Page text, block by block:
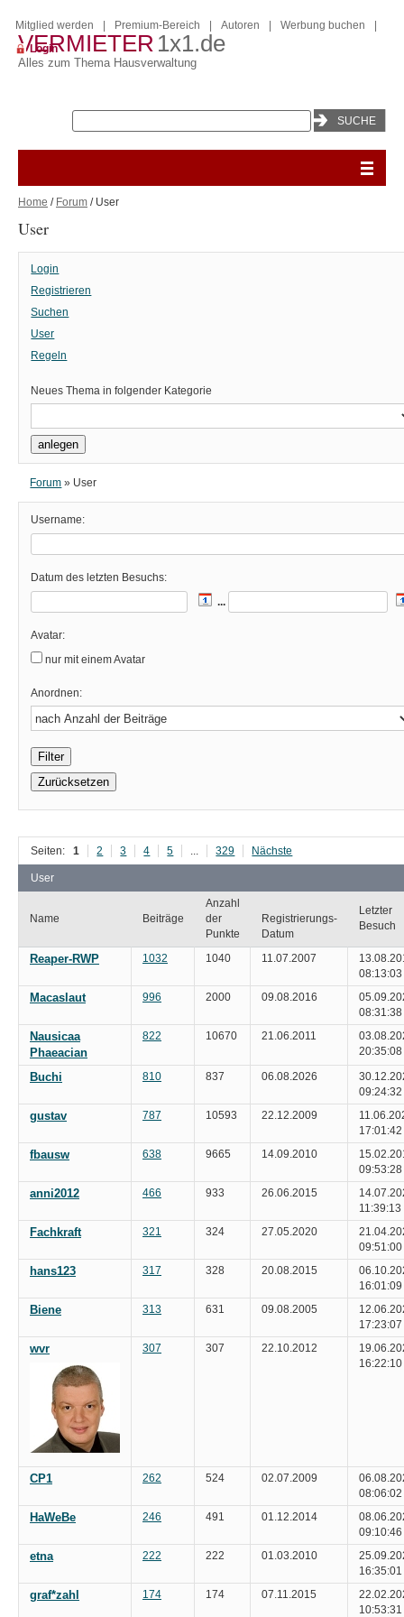
VERMIETER 1x1.de
Alles zum Thema Hausverwaltung
Mitglied werden Premium-Bereich Autoren Werbung buchen
Login
Home / Forum / User
User
Login
Registrieren
Suchen
User
Regeln
Neues Thema in folgender Kategorie
Forum » User
Username:
Datum des letzten Besuchs:
...
Avatar:
nur mit einem Avatar
Anordnen:
Seiten: 1 2 3 4 5 ... 329 Nächste
User
Name Beiträge
Anzahl
der
Punkte
Registrierungs-
Datum
Letzter
Besuch
Reaper-RWP 1032 1040 11.07.2007
08:13:03
Macaslaut 996 2000 09.08.2016
08:31:38
Nausicaa
Phaeacian
822 10670 21.06.2011
20:35:08
Buchi 810 837 06.08.2026
09:24:32
gustav 787 10593 22.12.2009
17:01:42
fbausw 638 9665 14.09.2010
09:53:28
anni2012 466 933 26.06.2015
11:39:13
Fachkraft 321 324 27.05.2020
09:51:00
hans123 317 328 20.08.2015
16:01:09
Biene 313 631 09.08.2005
17:23:07
wvr 307 307 22.10.2012
16:22:10
CP1 262 524 02.07.2009
08:06:02
HaWeBe 246 491 01.12.2014
09:10:46
etna 222 222 01.03.2010
16:35:01
graf*zahl 174 174 07.11.2015
10:53:31